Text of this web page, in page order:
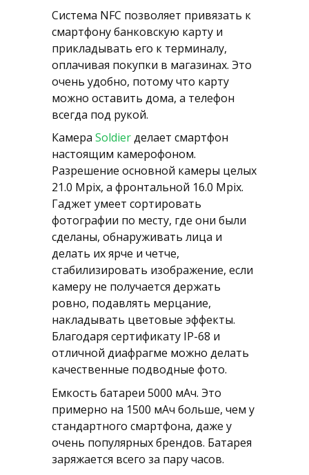
Система NFC позволяет привязать к
смартфону банковскую карту и
прикладывать его к терминалу,
оплачивая покупки в магазинах. Это
очень удобно, потому что карту
можно оставить дома, а телефон
всегда под рукой.
Камера Soldierделает смартфон
настоящим камерофоном.
Разрешение основной камеры целых
21.0 Mpix, а фронтальной 16.0 Mpix.
Гаджет умеет сортировать
фотографии по месту, где они были
сделаны, обнаруживать лица и
делать их ярче и четче,
стабилизировать изображение, если
камеру не получается держать
ровно, подавлять мерцание,
накладывать цветовые эффекты.
Благодаря сертификату IP-68 и
отличной диафрагме можно делать
качественные подводные фото.
Емкость батареи 5000 мАч. Это
примерно на 1500 мАч больше, чем у
стандартного смартфона, даже у
очень популярных брендов. Батарея
заряжается всего за пару часов.